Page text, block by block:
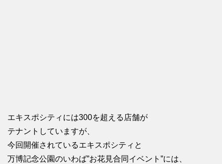
エキスポシティには300を超える店舗が
テナントしていますが、
今回開催されているエキスポシティと
万博記念公園のいわば”お花見合同イベント”には、